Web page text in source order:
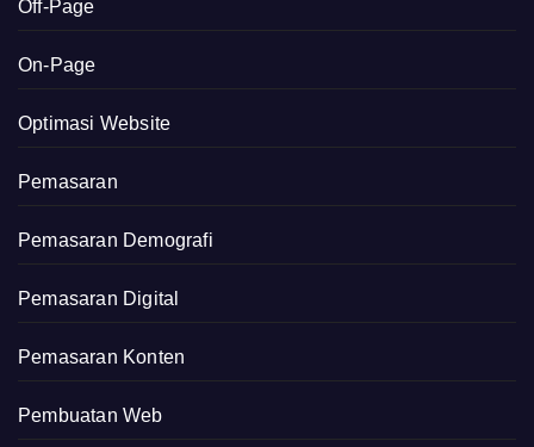
Off-Page
On-Page
Optimasi Website
Pemasaran
Pemasaran Demografi
Pemasaran Digital
Pemasaran Konten
Pembuatan Web